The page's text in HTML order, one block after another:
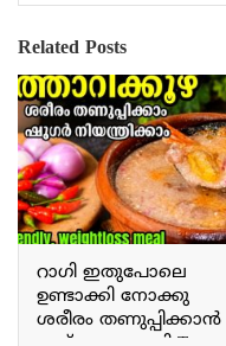
Related Posts
റാഗി ഇതുപോലെ
ഉണ്ടാക്കി നോക്കു
ശരീരം തണുപ്പിക്കാൻ